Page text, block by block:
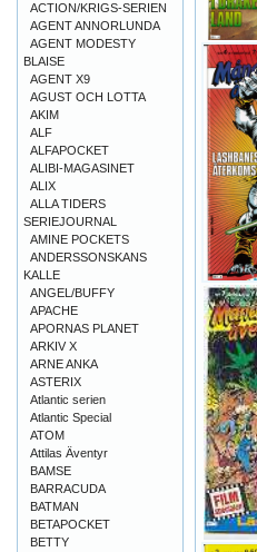
ACTION/KRIGS-SERIEN
AGENT ANNORLUNDA
AGENT MODESTY
BLAISE
AGENT X9
AGUST OCH LOTTA
AKIM
ALF
ALFAPOCKET
ALIBI-MAGASINET
ALIX
ALLA TIDERS
SERIEJOURNAL
AMINE POCKETS
ANDERSSONSKANS
KALLE
ANGEL/BUFFY
APACHE
APORNAS PLANET
ARKIV X
ARNE ANKA
ASTERIX
Atlantic serien
Atlantic Special
ATOM
Attilas Äventyr
BAMSE
BARRACUDA
BATMAN
BETAPOCKET
BETTY